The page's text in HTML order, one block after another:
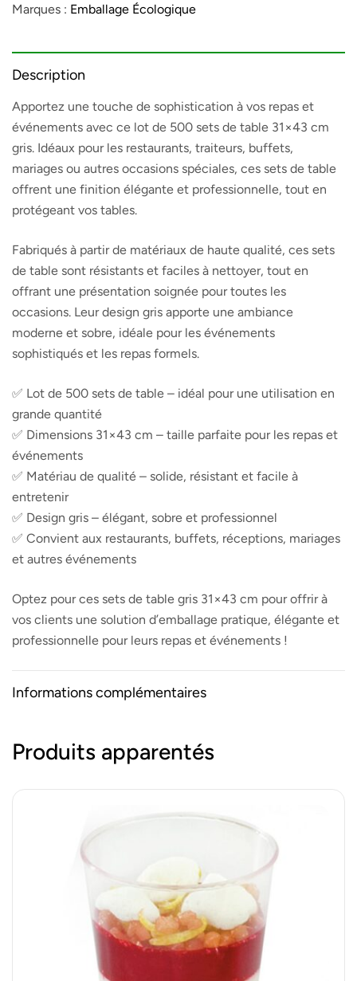
Marques : Emballage Écologique
Description
Apportez une touche de sophistication à vos repas et
événements avec ce lot de 500 sets de table 31×43 cm
gris. Idéaux pour les restaurants, traiteurs, buffets,
mariages ou autres occasions spéciales, ces sets de table
offrent une finition élégante et professionnelle, tout en
protégeant vos tables.
Fabriqués à partir de matériaux de haute qualité, ces sets
de table sont résistants et faciles à nettoyer, tout en
offrant une présentation soignée pour toutes les
occasions. Leur design gris apporte une ambiance
moderne et sobre, idéale pour les événements
sophistiqués et les repas formels.
✅ Lot de 500 sets de table – idéal pour une utilisation en
grande quantité
✅ Dimensions 31×43 cm – taille parfaite pour les repas et
événements
✅ Matériau de qualité – solide, résistant et facile à
entretenir
✅ Design gris – élégant, sobre et professionnel
✅ Convient aux restaurants, buffets, réceptions, mariages
et autres événements
Optez pour ces sets de table gris 31×43 cm pour offrir à
vos clients une solution d’emballage pratique, élégante et
professionnelle pour leurs repas et événements !
Informations complémentaires
Produits apparentés